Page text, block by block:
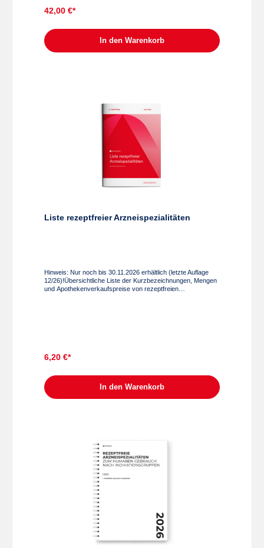
42,00 €*
In den Warenkorb
Liste rezeptfreier Arzneispezialitäten
Hinweis: Nur noch bis 30.11.2026 erhältlich (letzte Auflage
12/26)!Übersichtliche Liste der Kurzbezeichnungen, Mengen
und Apothekenverkaufspreise von rezeptfreien
6,20 €*
In den Warenkorb